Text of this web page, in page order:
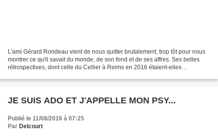
L'ami Gérard Rondeau vient de nous quitter brutalement, trop tôt pour nous
montrer ce qu'il savait du monde, de son fond et de ses affres. Ses belles
rétrospectives, dont celle du Cellier à Reims en 2016 étaient-elles
JE SUIS ADO ET J'APPELLE MON PSY...
Publié le 11/08/2016 à 07:25
Par Delcourt